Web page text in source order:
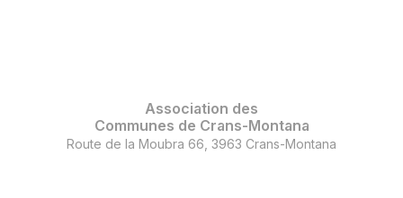
Association des
Communes de Crans-Montana
Route de la Moubra 66, 3963 Crans-Montana